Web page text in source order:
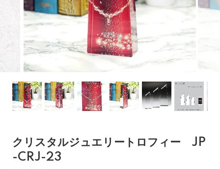
クリスタルジュエリートロフィー JP
-CRJ-23